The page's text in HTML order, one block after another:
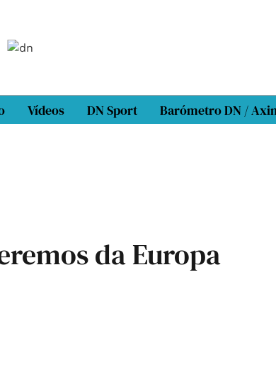
Vídeos DN Sport Barómetro DN /
da Europa